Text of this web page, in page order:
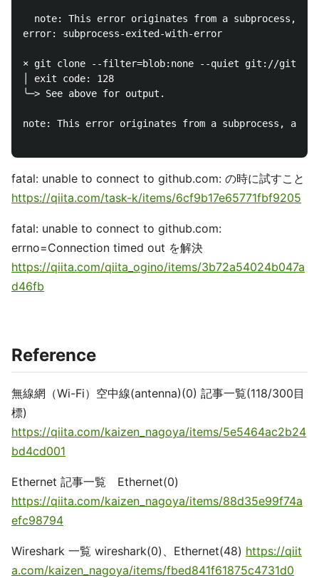
note: This error originates from a subprocess,
error: subprocess-exited-with-error
× git clone --filter=blob:none --quiet git://
│ exit code: 128
╰─> See above for output.
note: This error originates from a subprocess,
fatal: unable to connect to github.com: の時に試すこと
https://qiita.com/task-k/items/6cf9b17e65771fbf9205
fatal: unable to connect to github.com:
errno=Connection timed out を解決
https://qiita.com/qiita_ogino/items/3b72a54024b047a
d46fb
Reference
無線網（Wi-Fi）空中線(antenna)(0) 記事一覧(118/300目
標)
https://qiita.com/kaizen_nagoya/items/5e5464ac2b24
bd4cd001
Ethernet 記事一覧 Ethernet(0)
https://qiita.com/kaizen_nagoya/items/88d35e99f74a
efc98794
Wireshark 一覧 wireshark(0)、Ethernet(48) https://qiit
a.com/kaizen_nagoya/items/fbed841f61875c4731d0